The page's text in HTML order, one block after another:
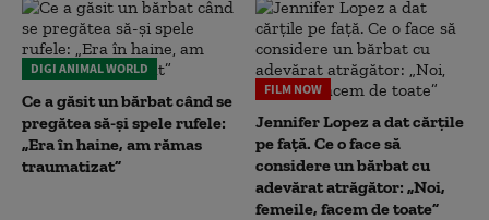
DIGI ANIMAL WORLD
Ce a găsit un bărbat când se
pregătea să-și spele rufele:
„Era în haine, am rămas
traumatizat”
FILM NOW
Jennifer Lopez a dat cărțile
pe față. Ce o face să
considere un bărbat cu
adevărat atrăgător: „Noi,
femeile, facem de toate”